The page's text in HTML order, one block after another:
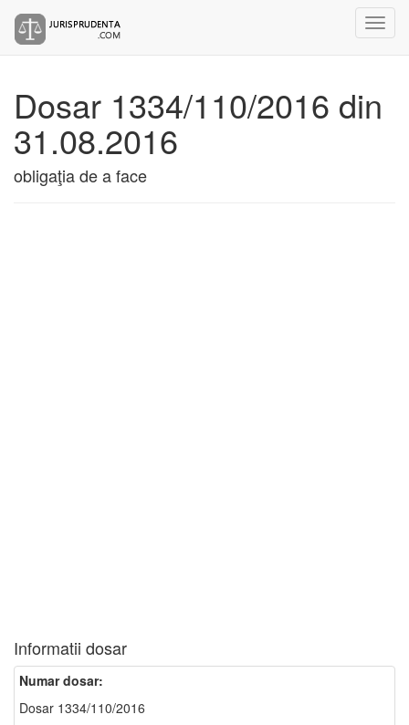
Dosar 1334/110/2016 din
31.08.2016
obligaţia de a face
Informatii dosar
Numar dosar:
Dosar 1334/110/2016